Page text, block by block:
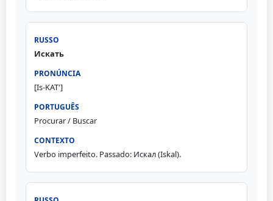
Искать
[Is-KAT']
Procurar / Buscar
Verbo imperfeito. Passado: Искал (Iskal).